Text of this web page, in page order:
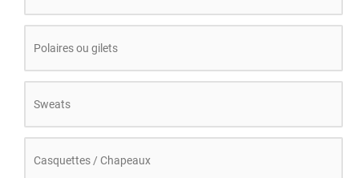
Polaires ou gilets
Sweats
Casquettes / Chapeaux